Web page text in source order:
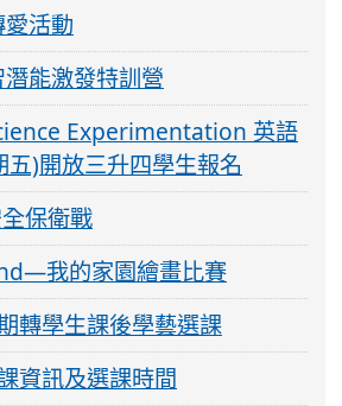
活動
能激發特訓營
Experimentation 英語
)開放三升四學生報名
保衛戰
我的家園繪畫比賽
轉學生課後學藝選課
資訊及選課時間